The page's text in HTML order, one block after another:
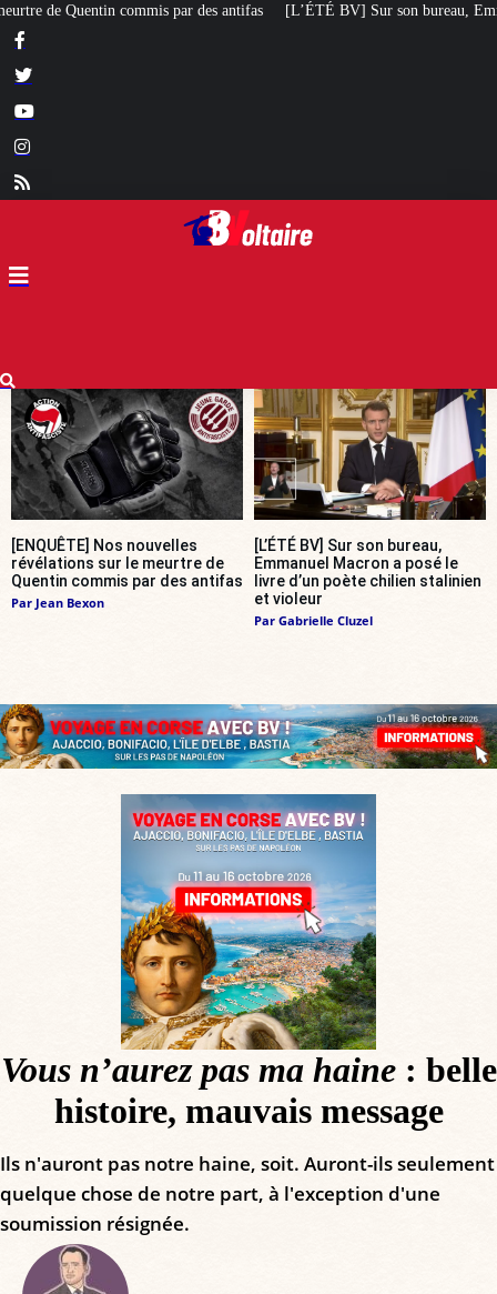
[L’ÉTÉ BV] Sur son bureau, Emmanuel Macron a posé le livre
[ENQUÊTE] Nos nouvelles
révélations sur le meurtre de
Quentin commis par des antifas
Par Jean Bexon
[L’ÉTÉ BV] Sur son bureau,
Emmanuel Macron a posé le
livre d’un poète chilien stalinien
et violeur
Par Gabrielle Cluzel
Vous n’aurez pas ma haine: belle
histoire, mauvais message
Ils n'auront pas notre haine, soit. Auront-ils seulement
quelque chose de notre part, à l'exception d'une
soumission résignée.